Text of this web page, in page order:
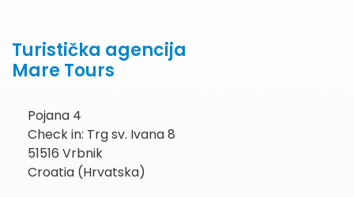
Turistička agencija
Mare Tours
Pojana 4
Check in: Trg sv. Ivana 8
51516 Vrbnik
Croatia (Hrvatska)